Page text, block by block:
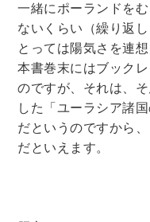
一緒にポーランドを
ないくらい（繰り返
とっては陽気さを連
本書巻末にはブック
のですが、それは、
した「ユーラシア諸
だというのですから
だといえます。